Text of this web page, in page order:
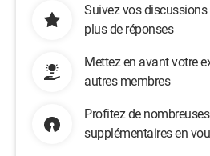
Suivez vos
plus de réponses
Mettez en avant votre
autres membres
Profitez de
supplémentaires en